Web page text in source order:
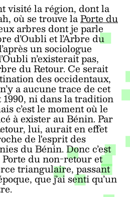
visité la région, dont la
où se trouve laPorte du
arbres dont je parle
d’Oubli et l’Arbre du
un sociologue
n’existerait pas,
du Retour. Ce serait
des occidentaux,
a aucune trace de cet
ni dans la tradition
c’est le moment où le
à exister au Bénin. Par
lui, aurait en effet
de l'esprit des
du Bénin. Donc c’est
du non-retour et
triangulaire, passant
que j’ai senti qu’un